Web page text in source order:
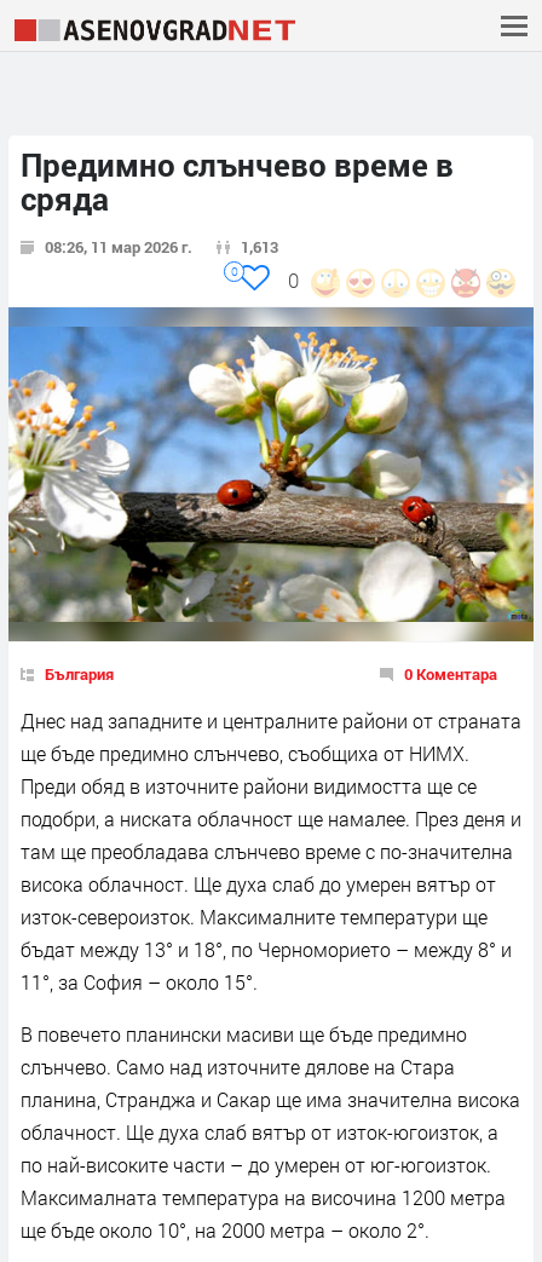
Предимно слънчево време в
сряда
08:26, 11 мар 2026 г. 1,613
0
0
България 0 Коментара
Днес над западните и централните райони от страната
ще бъде предимно слънчево, съобщиха от НИМХ.
Преди обяд в източните райони видимостта ще се
подобри, а ниската облачност ще намалее. През деня и
там ще преобладава слънчево време с по-значителна
висока облачност. Ще духа слаб до умерен вятър от
изток-североизток. Максималните температури ще
бъдат между 13° и 18°, по Черноморието – между 8° и
11°, за София – около 15°.
В повечето планински масиви ще бъде предимно
слънчево. Само над източните дялове на Стара
планина, Странджа и Сакар ще има значителна висока
облачност. Ще духа слаб вятър от изток-югоизток, а
по най-високите части – до умерен от юг-югоизток.
Максималната температура на височина 1200 метра
ще бъде около 10°, на 2000 метра – около 2°.